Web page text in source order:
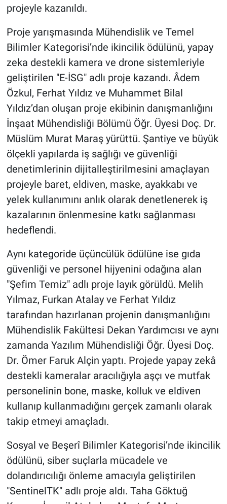
projeyle kazanıldı.
Proje yarışmasında Mühendislik ve Temel
Bilimler Kategorisi’nde ikincilik ödülünü, yapay
zeka destekli kamera ve drone sistemleriyle
geliştirilen "E-İSG" adlı proje kazandı. Âdem
Özkul, Ferhat Yıldız ve Muhammet Bilal
Yıldız’dan oluşan proje ekibinin danışmanlığını
İnşaat Mühendisliği Bölümü Öğr. Üyesi Doç. Dr.
Müslüm Murat Maraş yürüttü. Şantiye ve büyük
ölçekli yapılarda iş sağlığı ve güvenliği
denetimlerinin dijitalleştirilmesini amaçlayan
projeyle baret, eldiven, maske, ayakkabı ve
yelek kullanımını anlık olarak denetlenerek iş
kazalarının önlenmesine katkı sağlanması
hedeflendi.
Aynı kategoride üçüncülük ödülüne ise gıda
güvenliği ve personel hijyenini odağına alan
"Şefim Temiz" adlı proje layık görüldü. Melih
Yılmaz, Furkan Atalay ve Ferhat Yıldız
tarafından hazırlanan projenin danışmanlığını
Mühendislik Fakültesi Dekan Yardımcısı ve aynı
zamanda Yazılım Mühendisliği Öğr. Üyesi Doç.
Dr. Ömer Faruk Alçin yaptı. Projede yapay zekâ
destekli kameralar aracılığıyla aşçı ve mutfak
personelinin bone, maske, kolluk ve eldiven
kullanıp kullanmadığını gerçek zamanlı olarak
takip etmeyi amaçladı.
Sosyal ve Beşerî Bilimler Kategorisi’nde ikincilik
ödülünü, siber suçlarla mücadele ve
dolandırıcılığı önleme amacıyla geliştirilen
"SentinelTK" adlı proje aldı. Taha Göktuğ